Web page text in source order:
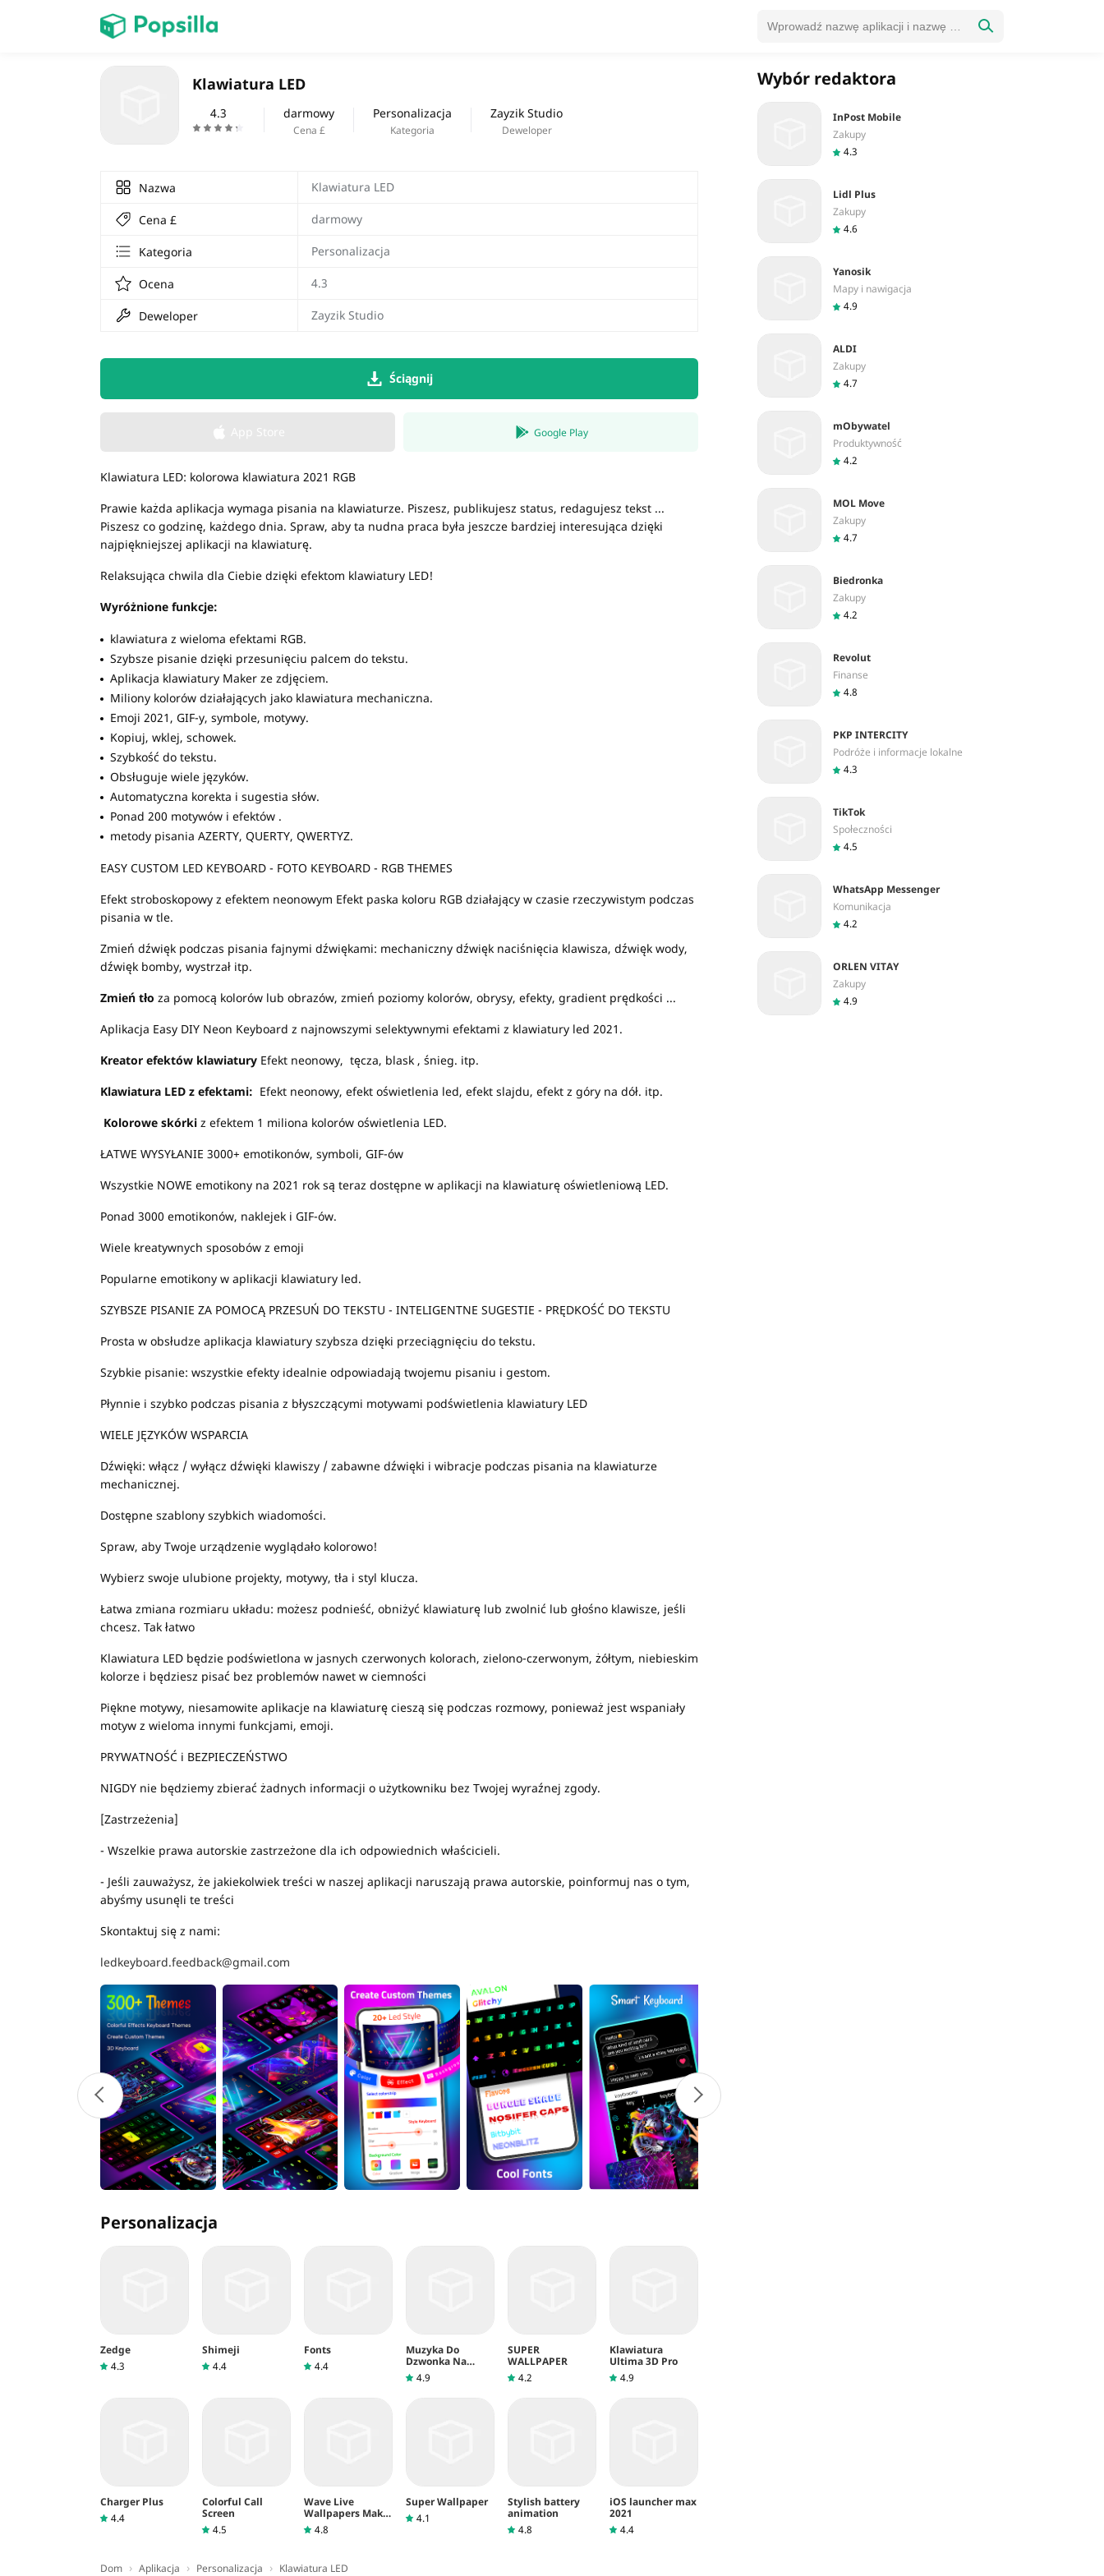
Klawiatura LED
4.3 darmowy
Cena £
Personalizacja
Kategoria
Zayzik Studio
Deweloper
Nazwa Klawiatura LED
Cena £ darmowy
Kategoria Personalizacja
Ocena 4.3
Deweloper Zayzik Studio
Ściągnij
Google Play
Klawiatura LED: kolorowa klawiatura 2021 RGB
Prawie każda aplikacja wymaga pisania na klawiaturze. Piszesz, publikujesz status, redagujesz tekst ...
Piszesz co godzinę, każdego dnia. Spraw, aby ta nudna praca była jeszcze bardziej interesująca dzięki
najpiękniejszej aplikacji na klawiaturę.
Relaksująca chwila dla Ciebie dzięki efektom klawiatury LED!
Wyróżnione funkcje:
klawiatura z wieloma efektami RGB.
Szybsze pisanie dzięki przesunięciu palcem do tekstu.
Aplikacja klawiatury Maker ze zdjęciem.
Miliony kolorów działających jako klawiatura mechaniczna.
Emoji 2021, GIF-y, symbole, motywy.
Kopiuj, wklej, schowek.
Szybkość do tekstu.
Obsługuje wiele języków.
Automatyczna korekta i sugestia słów.
Ponad 200 motywów i efektów .
metody pisania AZERTY, QUERTY, QWERTYZ.
EASY CUSTOM LED KEYBOARD - FOTO KEYBOARD - RGB THEMES
Efekt stroboskopowy z efektem neonowym Efekt paska koloru RGB działający w czasie rzeczywistym podczas
pisania w tle.
Zmień dźwięk podczas pisania fajnymi dźwiękami: mechaniczny dźwięk naciśnięcia klawisza, dźwięk wody,
dźwięk bomby, wystrzał itp.
Zmień tło za pomocą kolorów lub obrazów, zmień poziomy kolorów, obrysy, efekty, gradient prędkości ...
Aplikacja Easy DIY Neon Keyboard z najnowszymi selektywnymi efektami z klawiatury led 2021.
Kreator efektów klawiatury Efekt neonowy, tęcza, blask , śnieg. itp.
Klawiatura LED z efektami: Efekt neonowy, efekt oświetlenia led, efekt slajdu, efekt z góry na dół. itp.
Kolorowe skórki z efektem 1 miliona kolorów oświetlenia LED.
ŁATWE WYSYŁANIE 3000+ emotikonów, symboli, GIF-ów
Wszystkie NOWE emotikony na 2021 rok są teraz dostępne w aplikacji na klawiaturę oświetleniową LED.
Ponad 3000 emotikonów, naklejek i GIF-ów.
Wiele kreatywnych sposobów z emoji
Popularne emotikony w aplikacji klawiatury led.
SZYBSZE PISANIE ZA POMOCĄ PRZESUŃ DO TEKSTU - INTELIGENTNE SUGESTIE - PRĘDKOŚĆ DO TEKSTU
Prosta w obsłudze aplikacja klawiatury szybsza dzięki przeciągnięciu do tekstu.
Szybkie pisanie: wszystkie efekty idealnie odpowiadają twojemu pisaniu i gestom.
Płynnie i szybko podczas pisania z błyszczącymi motywami podświetlenia klawiatury LED
WIELE JĘZYKÓW WSPARCIA
Dźwięki: włącz / wyłącz dźwięki klawiszy / zabawne dźwięki i wibracje podczas pisania na klawiaturze
mechanicznej.
Dostępne szablony szybkich wiadomości.
Spraw, aby Twoje urządzenie wyglądało kolorowo!
Wybierz swoje ulubione projekty, motywy, tła i styl klucza.
Łatwa zmiana rozmiaru układu: możesz podnieść, obniżyć klawiaturę lub zwolnić lub głośno klawisze, jeśli
chcesz. Tak łatwo
Klawiatura LED będzie podświetlona w jasnych czerwonych kolorach, zielono-czerwonym, żółtym, niebieskim
kolorze i będziesz pisać bez problemów nawet w ciemności
Piękne motywy, niesamowite aplikacje na klawiaturę cieszą się podczas rozmowy, ponieważ jest wspaniały
motyw z wieloma innymi funkcjami, emoji.
PRYWATNOŚĆ i BEZPIECZEŃSTWO
NIGDY nie będziemy zbierać żadnych informacji o użytkowniku bez Twojej wyraźnej zgody.
[Zastrzeżenia]
- Wszelkie prawa autorskie zastrzeżone dla ich odpowiednich właścicieli.
- Jeśli zauważysz, że jakiekolwiek treści w naszej aplikacji naruszają prawa autorskie, poinformuj nas o tym,
abyśmy usunęli te treści
Skontaktuj się z nami:
ledkeyboard.feedback@gmail.com
Personalizacja
Zedge
4.3
Shimeji
4.4
Fonts
4.4
Muzyka Do
Dzwonka Na
Telefon
4.9
SUPER
WALLPAPER
4.2
Klawiatura
Ultima 3D Pro
4.9
Charger Plus
4.4
Colorful Call
Screen
4.5
Wave Live
Wallpapers Maker
3D4.8
Super Wallpaper
4.1
Stylish battery
animation
4.8
iOS launcher max
2021
4.4
Dom › Aplikacja › Personalizacja › Klawiatura LED
Wybór redaktora
InPost Mobile
Zakupy
4.3
Lidl Plus
Zakupy
4.6
Yanosik
Mapy i nawigacja
4.9
ALDI
Zakupy
4.7
mObywatel
Produktywność
4.2
MOL Move
Zakupy
4.7
Biedronka
Zakupy
4.2
Revolut
Finanse
4.8
PKP INTERCITY
Podróże i informacje lokalne
4.3
TikTok
Społeczności
4.5
WhatsApp Messenger
Komunikacja
4.2
ORLEN VITA‪Y
Zakupy
4.9